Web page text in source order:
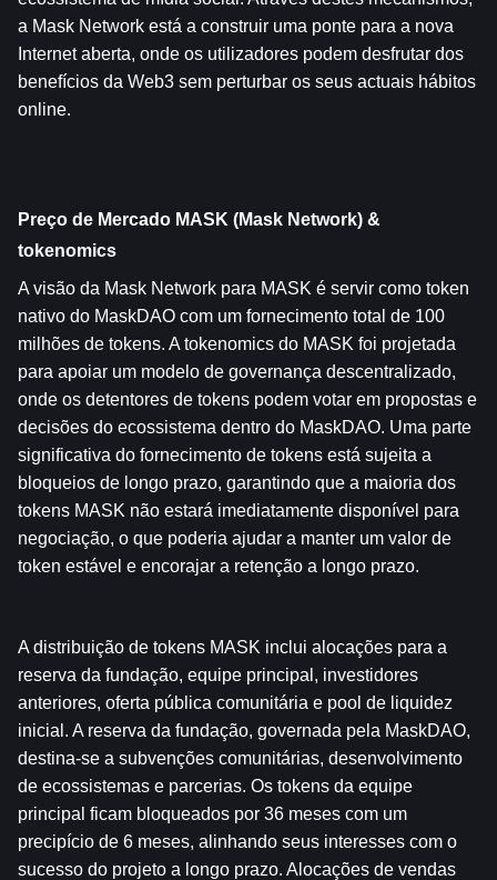
a Mask Network está a construir uma ponte para a nova
Internet aberta, onde os utilizadores podem desfrutar dos
benefícios da Web3 sem perturbar os seus actuais hábitos
online.
Preço de Mercado MASK (Mask Network) &
tokenomics
A visão da Mask Network para MASK é servir como token
nativo do MaskDAO com um fornecimento total de 100
milhões de tokens. A tokenomics do MASK foi projetada
para apoiar um modelo de governança descentralizado,
onde os detentores de tokens podem votar em propostas e
decisões do ecossistema dentro do MaskDAO. Uma parte
significativa do fornecimento de tokens está sujeita a
bloqueios de longo prazo, garantindo que a maioria dos
tokens MASK não estará imediatamente disponível para
negociação, o que poderia ajudar a manter um valor de
token estável e encorajar a retenção a longo prazo.
A distribuição de tokens MASK inclui alocações para a
reserva da fundação, equipe principal, investidores
anteriores, oferta pública comunitária e pool de liquidez
inicial. A reserva da fundação, governada pela MaskDAO,
destina-se a subvenções comunitárias, desenvolvimento
de ecossistemas e parcerias. Os tokens da equipe
principal ficam bloqueados por 36 meses com um
precipício de 6 meses, alinhando seus interesses com o
sucesso do projeto a longo prazo. Alocações de vendas